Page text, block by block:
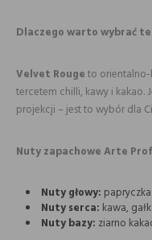
Dlaczego warto wybrać
Velvet Rougeto orientalno-
tercetem chilli, kawy i kakao.
projekcji – jest to wybór dla
Nuty zapachowe Arte
Nuty głowy:
Nuty serca: kawa,
Nuty bazy: ziarno